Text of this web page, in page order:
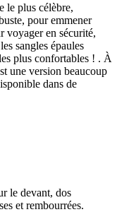
le plus célèbre,
pour emmener
voyager en sécurité,
sangles épaules
plus confortables ! . À
une version beaucoup
dans de
le devant, dos
et rembourrées.